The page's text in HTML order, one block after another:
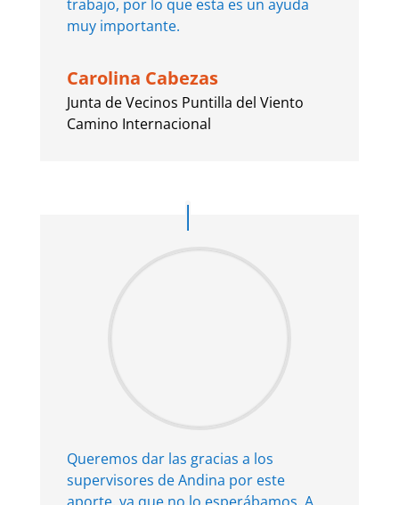
trabajo, por lo que esta es un ayuda
muy importante.
Carolina Cabezas
Junta de Vecinos Puntilla del Viento
Camino Internacional
Queremos dar las gracias a los
supervisores de Andina por este